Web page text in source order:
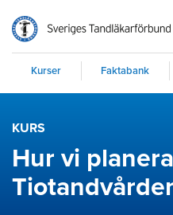
Kurser Faktabank
KURS
Hur vi